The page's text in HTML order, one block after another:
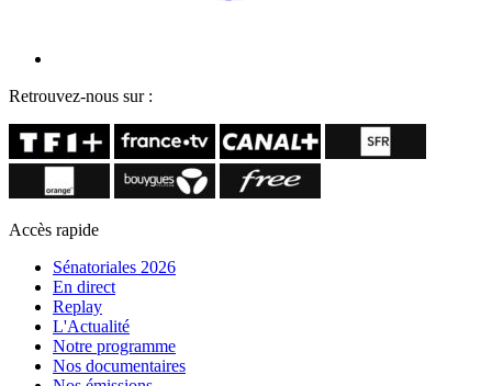
Retrouvez-nous sur :
Accès rapide
Sénatoriales 2026
En direct
Replay
L'Actualité
Notre programme
Nos documentaires